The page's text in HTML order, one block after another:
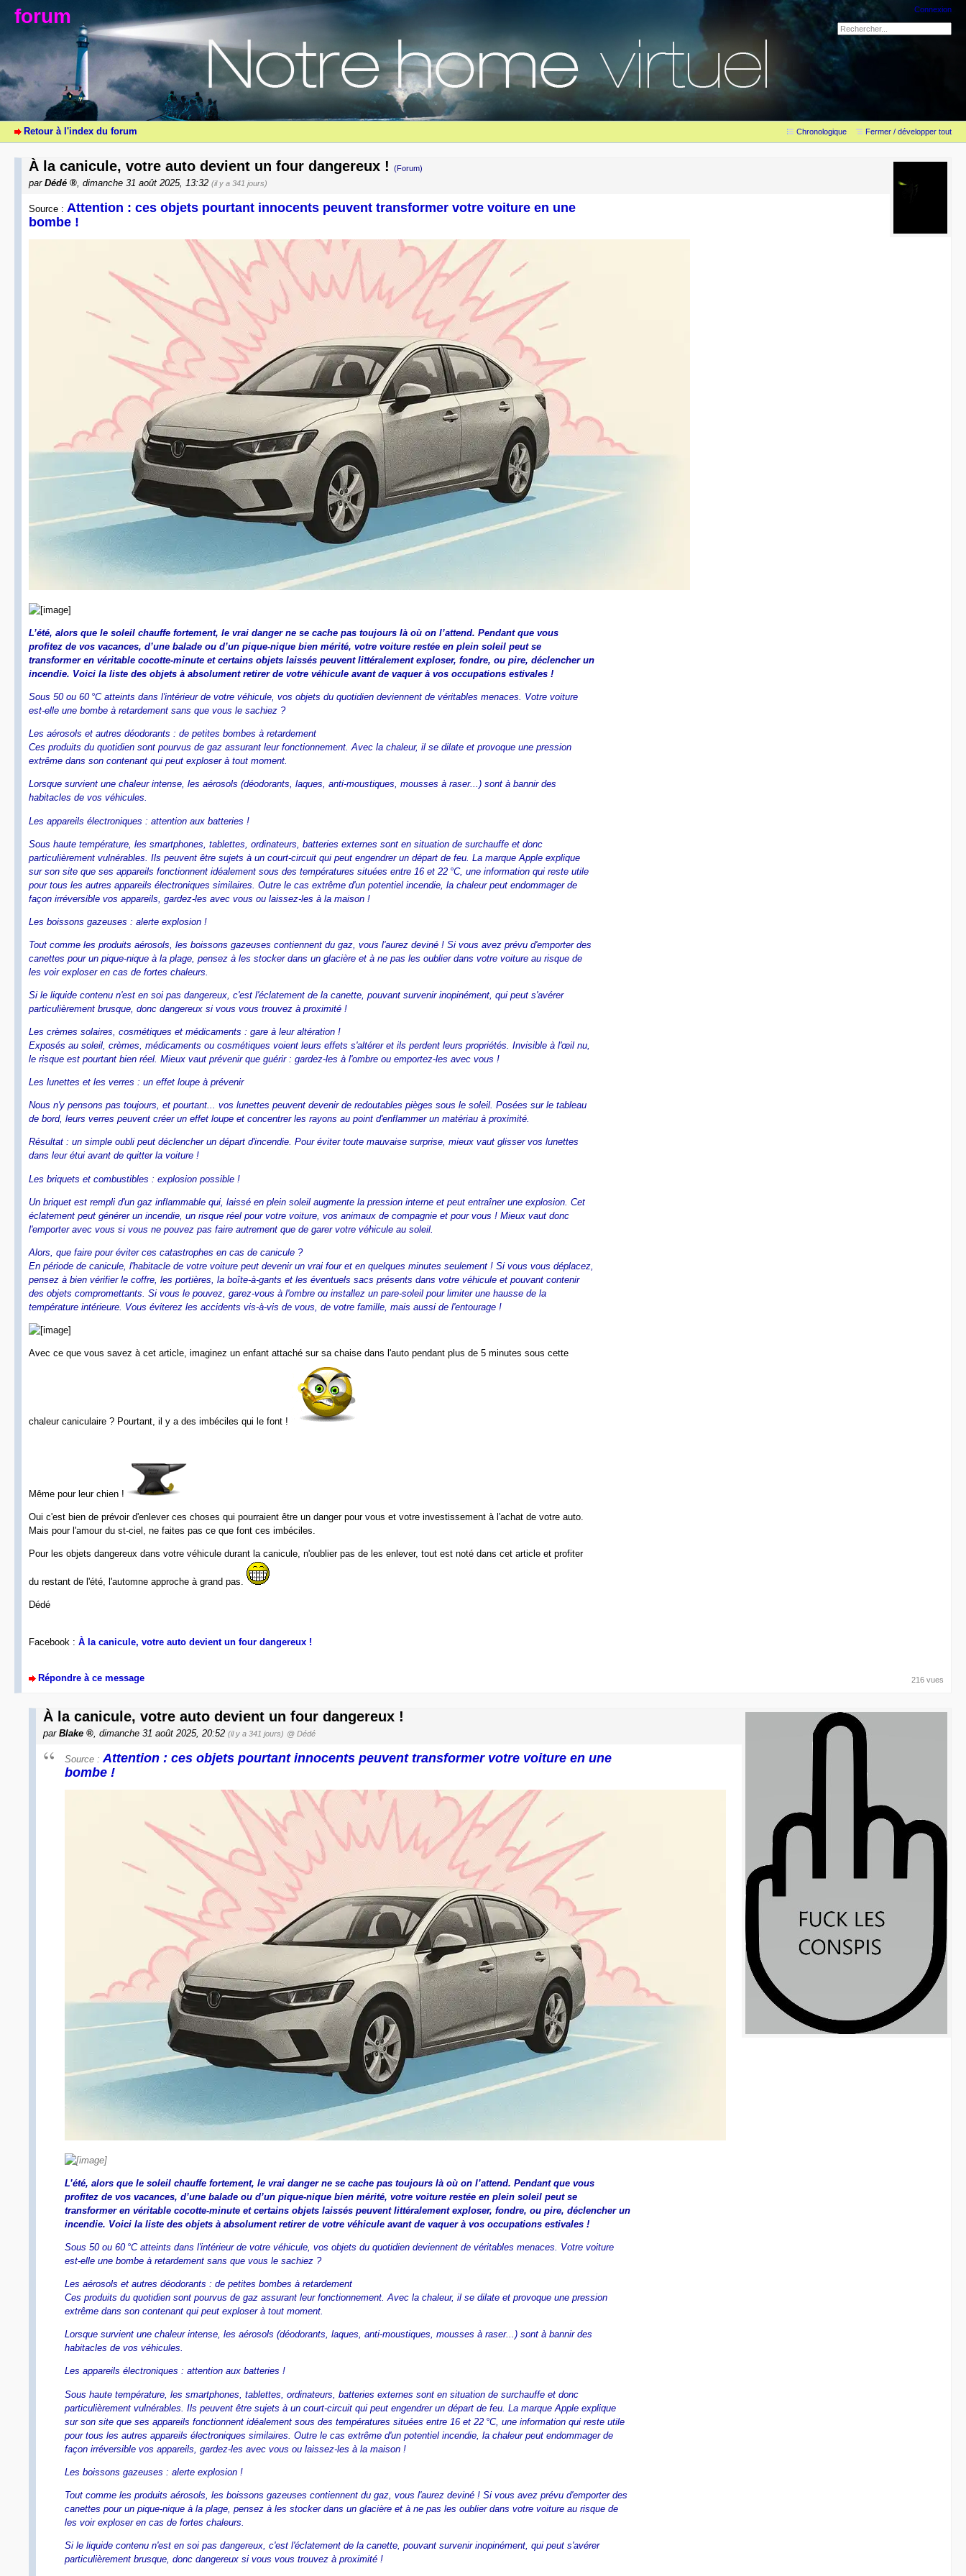
forum Connexion
Retour à l'index du forum Chronologique Fermer / développer tout
À la canicule, votre auto devient un four dangereux ! (Forum)
par Dédé , dimanche 31 août 2025, 13:32 (il y a 341 jours)
Source : Attention : ces objets pourtant innocents peuvent transformer votre voiture en une
bombe !
L’été, alors que le soleil chauffe fortement, le vrai danger ne se cache pas toujours là où on l’attend. Pendant que vous
profitez de vos vacances, d’une balade ou d’un pique-nique bien mérité, votre voiture restée en plein soleil peut se
transformer en véritable cocotte-minute et certains objets laissés peuvent littéralement exploser, fondre, ou pire, déclencher un
incendie. Voici la liste des objets à absolument retirer de votre véhicule avant de vaquer à vos occupations estivales !
Sous 50 ou 60 °C atteints dans l'intérieur de votre véhicule, vos objets du quotidien deviennent de véritables menaces. Votre voiture
est-elle une bombe à retardement sans que vous le sachiez ?
Les aérosols et autres déodorants : de petites bombes à retardement
Ces produits du quotidien sont pourvus de gaz assurant leur fonctionnement. Avec la chaleur, il se dilate et provoque une pression
extrême dans son contenant qui peut exploser à tout moment.
Lorsque survient une chaleur intense, les aérosols (déodorants, laques, anti-moustiques, mousses à raser...) sont à bannir des
habitacles de vos véhicules.
Les appareils électroniques : attention aux batteries !
Sous haute température, les smartphones, tablettes, ordinateurs, batteries externes sont en situation de surchauffe et donc
particulièrement vulnérables. Ils peuvent être sujets à un court-circuit qui peut engendrer un départ de feu. La marque Apple explique
sur son site que ses appareils fonctionnent idéalement sous des températures situées entre 16 et 22 °C, une information qui reste utile
pour tous les autres appareils électroniques similaires. Outre le cas extrême d'un potentiel incendie, la chaleur peut endommager de
façon irréversible vos appareils, gardez-les avec vous ou laissez-les à la maison !
Les boissons gazeuses : alerte explosion !
Tout comme les produits aérosols, les boissons gazeuses contiennent du gaz, vous l'aurez deviné ! Si vous avez prévu d'emporter des
canettes pour un pique-nique à la plage, pensez à les stocker dans un glacière et à ne pas les oublier dans votre voiture au risque de
les voir exploser en cas de fortes chaleurs.
Si le liquide contenu n'est en soi pas dangereux, c'est l'éclatement de la canette, pouvant survenir inopinément, qui peut s'avérer
particulièrement brusque, donc dangereux si vous vous trouvez à proximité !
Les crèmes solaires, cosmétiques et médicaments : gare à leur altération !
Exposés au soleil, crèmes, médicaments ou cosmétiques voient leurs effets s'altérer et ils perdent leurs propriétés. Invisible à l'œil nu,
le risque est pourtant bien réel. Mieux vaut prévenir que guérir : gardez-les à l'ombre ou emportez-les avec vous !
Les lunettes et les verres : un effet loupe à prévenir
Nous n'y pensons pas toujours, et pourtant... vos lunettes peuvent devenir de redoutables pièges sous le soleil. Posées sur le tableau
de bord, leurs verres peuvent créer un effet loupe et concentrer les rayons au point d'enflammer un matériau à proximité.
Résultat : un simple oubli peut déclencher un départ d'incendie. Pour éviter toute mauvaise surprise, mieux vaut glisser vos lunettes
dans leur étui avant de quitter la voiture !
Les briquets et combustibles : explosion possible !
Un briquet est rempli d'un gaz inflammable qui, laissé en plein soleil augmente la pression interne et peut entraîner une explosion. Cet
éclatement peut générer un incendie, un risque réel pour votre voiture, vos animaux de compagnie et pour vous ! Mieux vaut donc
l'emporter avec vous si vous ne pouvez pas faire autrement que de garer votre véhicule au soleil.
Alors, que faire pour éviter ces catastrophes en cas de canicule ?
En période de canicule, l'habitacle de votre voiture peut devenir un vrai four et en quelques minutes seulement ! Si vous vous déplacez,
pensez à bien vérifier le coffre, les portières, la boîte-à-gants et les éventuels sacs présents dans votre véhicule et pouvant contenir
des objets compromettants. Si vous le pouvez, garez-vous à l'ombre ou installez un pare-soleil pour limiter une hausse de la
température intérieure. Vous éviterez les accidents vis-à-vis de vous, de votre famille, mais aussi de l'entourage !
Avec ce que vous savez à cet article, imaginez un enfant attaché sur sa chaise dans l'auto pendant plus de 5 minutes sous cette
chaleur caniculaire ? Pourtant, il y a des imbéciles qui le font !
Même pour leur chien !
Oui c'est bien de prévoir d'enlever ces choses qui pourraient être un danger pour vous et votre investissement à l'achat de votre auto.
Mais pour l'amour du st-ciel, ne faites pas ce que font ces imbéciles.
Pour les objets dangereux dans votre véhicule durant la canicule, n'oublier pas de les enlever, tout est noté dans cet article et profiter
du restant de l'été, l'automne approche à grand pas.
Dédé
Facebook : À la canicule, votre auto devient un four dangereux !
Répondre à ce message 216 vues
À la canicule, votre auto devient un four dangereux !
par Blake , dimanche 31 août 2025, 20:52 (il y a 341 jours) @ Dédé
Source : Attention : ces objets pourtant innocents peuvent transformer votre voiture en une
bombe !
L’été, alors que le soleil chauffe fortement, le vrai danger ne se cache pas toujours là où on l’attend. Pendant que vous
profitez de vos vacances, d’une balade ou d’un pique-nique bien mérité, votre voiture restée en plein soleil peut se
transformer en véritable cocotte-minute et certains objets laissés peuvent littéralement exploser, fondre, ou pire, déclencher un
incendie. Voici la liste des objets à absolument retirer de votre véhicule avant de vaquer à vos occupations estivales !
Sous 50 ou 60 °C atteints dans l'intérieur de votre véhicule, vos objets du quotidien deviennent de véritables menaces. Votre voiture
est-elle une bombe à retardement sans que vous le sachiez ?
Les aérosols et autres déodorants : de petites bombes à retardement
Ces produits du quotidien sont pourvus de gaz assurant leur fonctionnement. Avec la chaleur, il se dilate et provoque une pression
extrême dans son contenant qui peut exploser à tout moment.
Lorsque survient une chaleur intense, les aérosols (déodorants, laques, anti-moustiques, mousses à raser...) sont à bannir des
habitacles de vos véhicules.
Les appareils électroniques : attention aux batteries !
Sous haute température, les smartphones, tablettes, ordinateurs, batteries externes sont en situation de surchauffe et donc
particulièrement vulnérables. Ils peuvent être sujets à un court-circuit qui peut engendrer un départ de feu. La marque Apple explique
sur son site que ses appareils fonctionnent idéalement sous des températures situées entre 16 et 22 °C, une information qui reste utile
pour tous les autres appareils électroniques similaires. Outre le cas extrême d'un potentiel incendie, la chaleur peut endommager de
façon irréversible vos appareils, gardez-les avec vous ou laissez-les à la maison !
Les boissons gazeuses : alerte explosion !
Tout comme les produits aérosols, les boissons gazeuses contiennent du gaz, vous l'aurez deviné ! Si vous avez prévu d'emporter des
canettes pour un pique-nique à la plage, pensez à les stocker dans un glacière et à ne pas les oublier dans votre voiture au risque de
les voir exploser en cas de fortes chaleurs.
Si le liquide contenu n'est en soi pas dangereux, c'est l'éclatement de la canette, pouvant survenir inopinément, qui peut s'avérer
particulièrement brusque, donc dangereux si vous vous trouvez à proximité !